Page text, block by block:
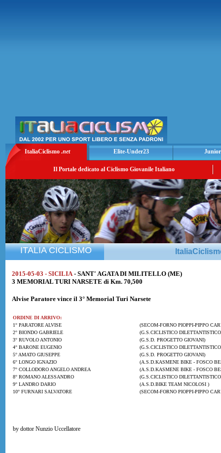
ItaliaCiclismo .net Elite-Under23
Il Portale dedicato al Ciclismo Giovanile Italiano
ITALIA CICLISMO
2015-05-03 - SICILIA - SANT' AGATA DI MILITELLO (ME)
3 MEMORIAL TURI NARSETE di Km. 70,500
Alvise Paratore vince il 3° Memorial Turi Narsete
ORDINE DI ARRIVO:
1° PARATORE ALVISE
(SECOM-FORNO PIOPPI-PIPPO
2° BIONDO GABRIELE
(G.S.CICLISTICO
3° RUVOLO ANTONIO
(G.S.D. PROGETTO GIOVANI)
4° BARONE EUGENIO
(G.S.CICLISTICO
5° AMATO GIUSEPPE
(G.S.D. PROGETTO GIOVANI)
6° LONGO IGNAZIO
(A.S.D.KASMENE BIKE - FOSCO
7° COLLODORO ANGELO ANDREA
(A.S.D.KASMENE BIKE - FOSCO
8° ROMANO ALESSANDRO
(G.S.CICLISTICO
9° LANDRO DARIO
(A.S.D.BIKE TEAM NICOLOSI )
10° FURNARI SALVATORE
(SECOM-FORNO PIOPPI-PIPPO
by dottor Nunzio Uccellatore